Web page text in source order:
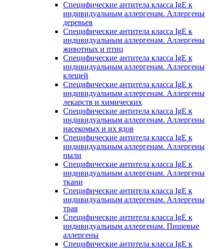
Специфические антитела класса IgE к
индивидуальным аллергенам. Аллергены
деревьев
Специфические антитела класса IgE к
индивидуальным аллергенам. Аллергены
животных и птиц
Специфические антитела класса IgE к
индивидуальным аллергенам. Аллергены
клещей
Специфические антитела класса IgE к
индивидуальным аллергенам. Аллергены
лекарств и химических
Специфические антитела класса IgE к
индивидуальным аллергенам. Аллергены
насекомых и их ядов
Специфические антитела класса IgE к
индивидуальным аллергенам. Аллергены
пыли
Специфические антитела класса IgE к
индивидуальным аллергенам. Аллергены
ткани
Специфические антитела класса IgE к
индивидуальным аллергенам. Аллергены
трав
Специфические антитела класса IgE к
индивидуальным аллергенам. Пищевые
аллергены
Специфические антитела класса IgE к